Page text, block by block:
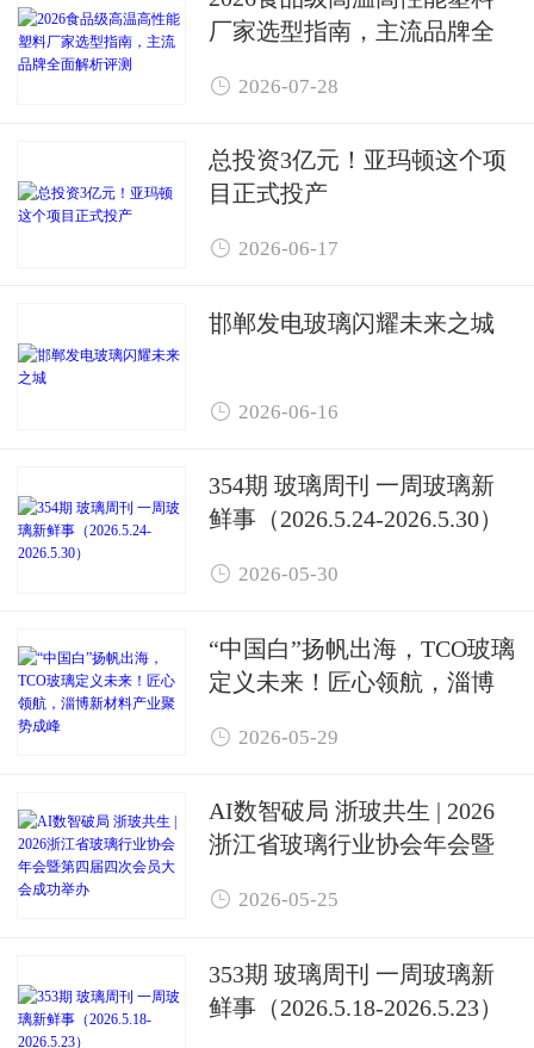
厂家选型指南，主流品牌全
 2026-07-28
总投资3亿元！亚玛顿这个项
目正式投产
 2026-06-17
邯郸发电玻璃闪耀未来之城
 2026-06-16
354期 玻璃周刊 一周玻璃新
鲜事（2026.5.24-2026.5.30）
 2026-05-30
“中国白”扬帆出海，TCO玻璃
定义未来！匠心领航，淄博
 2026-05-29
AI数智破局 浙玻共生 | 2026
浙江省玻璃行业协会年会暨
办
 2026-05-25
353期 玻璃周刊 一周玻璃新
鲜事（2026.5.18-2026.5.23）